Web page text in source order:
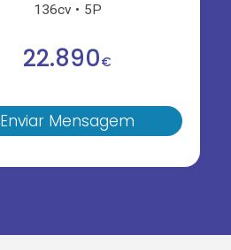
136cv
5P
22.890€
Enviar Mensagem